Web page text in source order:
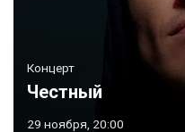
Концерт
Честный
29 ноября, 20:00